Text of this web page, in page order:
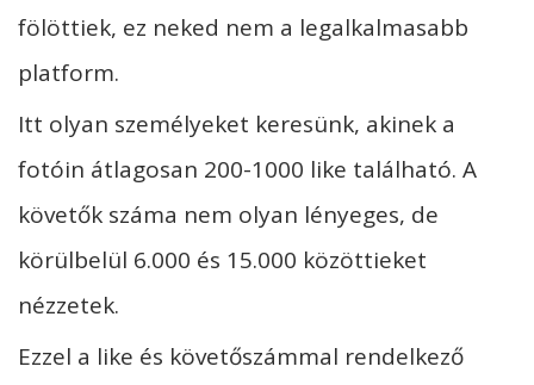
fölöttiek, ez neked nem a legalkalmasabb
platform.
Itt olyan személyeket keresünk, akinek a
fotóin átlagosan 200-1000 like található. A
követők száma nem olyan lényeges, de
körülbelül 6.000 és 15.000 közöttieket
nézzetek.
Ezzel a like és követőszámmal rendelkező